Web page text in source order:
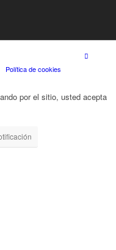
Política de cookies
por el sitio, usted acepta